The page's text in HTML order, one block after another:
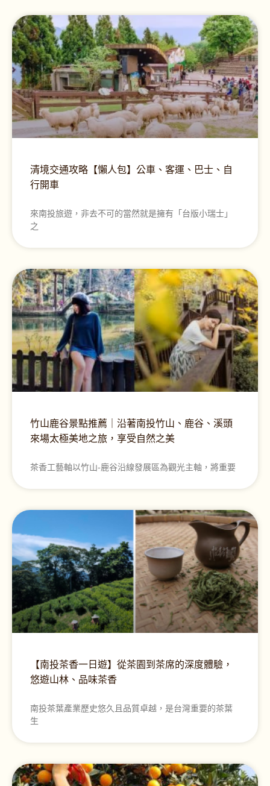
清境交通攻略【懶人包】公車、客運、巴士、自
行開車
來南投旅遊，非去不可的當然就是擁有「台版小瑞士」
之
竹山鹿谷景點推薦｜沿著南投竹山、鹿谷、溪頭
來場太極美地之旅，享受自然之美
茶香工藝軸以竹山-鹿谷沿線發展區為觀光主軸，將重要
【南投茶香一日遊】從茶園到茶席的深度體驗，
悠遊山林、品味茶香
南投茶葉產業歷史悠久且品質卓越，是台灣重要的茶葉
生